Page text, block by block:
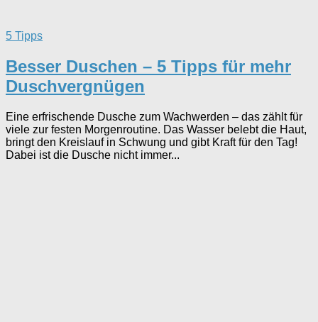
5 Tipps
Besser Duschen – 5 Tipps für mehr
Duschvergnügen
Eine erfrischende Dusche zum Wachwerden – das zählt für
viele zur festen Morgenroutine. Das Wasser belebt die Haut,
bringt den Kreislauf in Schwung und gibt Kraft für den Tag!
Dabei ist die Dusche nicht immer...